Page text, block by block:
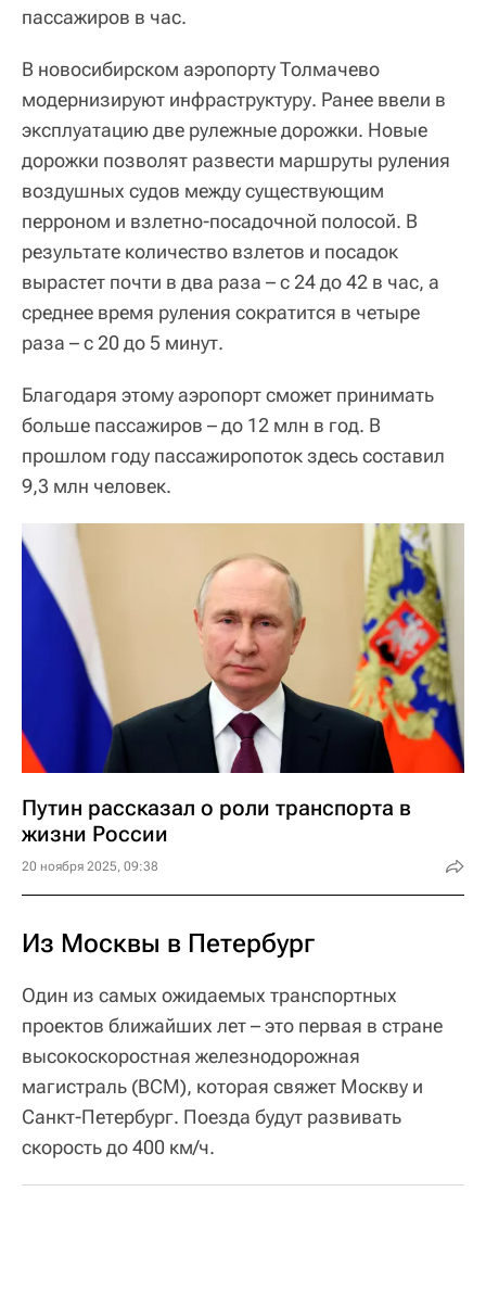
пассажиров в час.
В новосибирском аэропорту Толмачево
модернизируют инфраструктуру. Ранее ввели в
эксплуатацию две рулежные дорожки. Новые
дорожки позволят развести маршруты руления
воздушных судов между существующим
перроном и взлетно-посадочной полосой. В
результате количество взлетов и посадок
вырастет почти в два раза – с 24 до 42 в час, а
среднее время руления сократится в четыре
раза – с 20 до 5 минут.
Благодаря этому аэропорт сможет принимать
больше пассажиров – до 12 млн в год. В
прошлом году пассажиропоток здесь составил
9,3 млн человек.
Путин рассказал о роли транспорта в
жизни России
20 ноября 2025, 09:38
Из Москвы в Петербург
Один из самых ожидаемых транспортных
проектов ближайших лет – это первая в стране
высокоскоростная железнодорожная
магистраль (ВСМ), которая свяжет Москву и
Санкт-Петербург. Поезда будут развивать
скорость до 400 км/ч.